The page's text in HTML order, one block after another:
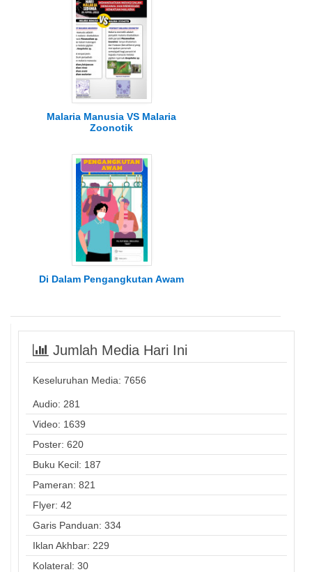
Malaria Manusia VS Malaria
Zoonotik
Di Dalam Pengangkutan Awam
Jumlah Media Hari Ini
Keseluruhan Media: 7656
Audio: 281
Video: 1639
Poster: 620
Buku Kecil: 187
Pameran: 821
Flyer: 42
Garis Panduan: 334
Iklan Akhbar: 229
Kolateral: 30